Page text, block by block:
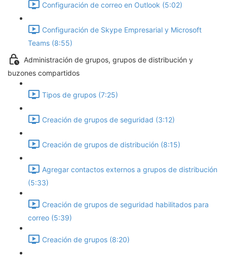
Configuración de correo en Outlook (5:02)
Configuración de Skype Empresarial y Microsoft
Teams (8:55)
Administración de grupos, grupos de distribución y
buzones compartidos
Tipos de grupos (7:25)
Creación de grupos de seguridad (3:12)
Creación de grupos de distribución (8:15)
Agregar contactos externos a grupos de distribución
(5:33)
Creación de grupos de seguridad habilitados para
correo (5:39)
Creación de grupos (8:20)